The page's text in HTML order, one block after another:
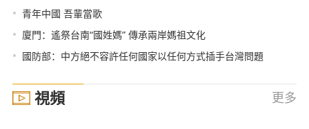
• 青年中國 吾輩當歌
• 廈門：遙祭台南“國姓媽” 傳承兩岸媽祖文化
• 國防部：中方絕不容許任何國家以任何方式插手台灣問題
視頻 更多